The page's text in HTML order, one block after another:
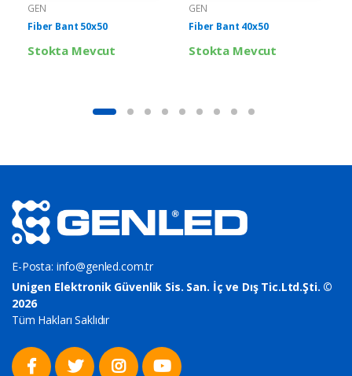
GEN
Fiber Bant 50x50
Stokta Mevcut
GEN
Fiber Bant 40x50
Stokta Mevcut
E-Posta: info@genled.com.tr
Unigen Elektronik Güvenlik Sis. San. İç ve Dış Tic.Ltd.Şti. ©
2026
Tüm Hakları Saklıdır